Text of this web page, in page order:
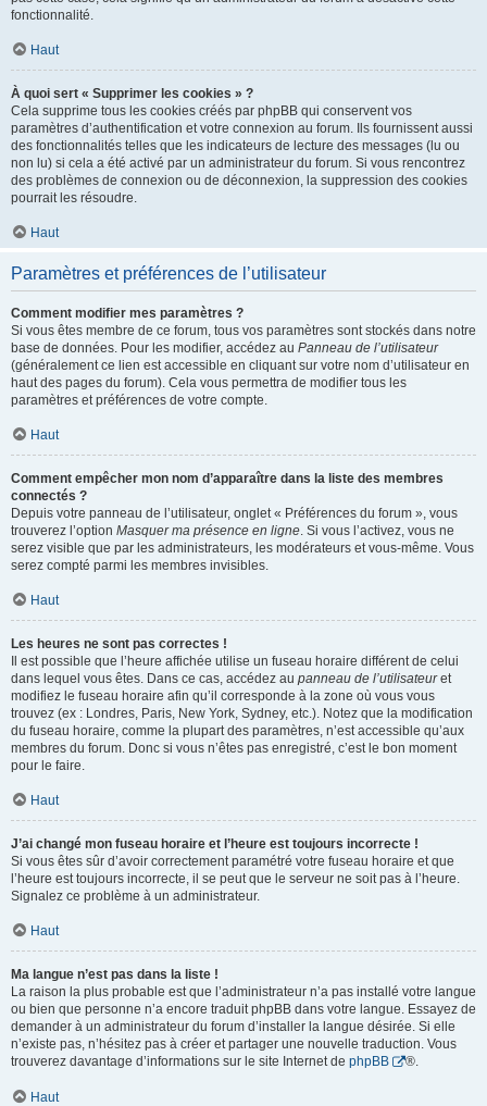
fonctionnalité.
Haut
À quoi sert « Supprimer les cookies » ?
Cela supprime tous les cookies créés par phpBB qui conservent vos
paramètres d’authentification et votre connexion au forum. Ils fournissent aussi
des fonctionnalités telles que les indicateurs de lecture des messages (lu ou
non lu) si cela a été activé par un administrateur du forum. Si vous rencontrez
des problèmes de connexion ou de déconnexion, la suppression des cookies
pourrait les résoudre.
Haut
Paramètres et préférences de l’utilisateur
Comment modifier mes paramètres ?
Si vous êtes membre de ce forum, tous vos paramètres sont stockés dans notre
base de données. Pour les modifier, accédez au Panneau de l’utilisateur
(généralement ce lien est accessible en cliquant sur votre nom d’utilisateur en
haut des pages du forum). Cela vous permettra de modifier tous les
paramètres et préférences de votre compte.
Haut
Comment empêcher mon nom d’apparaître dans la liste des membres
connectés ?
Depuis votre panneau de l’utilisateur, onglet « Préférences du forum », vous
trouverez l’option Masquer ma présence en ligne. Si vous l’activez, vous ne
serez visible que par les administrateurs, les modérateurs et vous-même. Vous
serez compté parmi les membres invisibles.
Haut
Les heures ne sont pas correctes !
Il est possible que l’heure affichée utilise un fuseau horaire différent de celui
dans lequel vous êtes. Dans ce cas, accédez au panneau de l’utilisateuret
modifiez le fuseau horaire afin qu’il corresponde à la zone où vous vous
trouvez (ex : Londres, Paris, New York, Sydney, etc.). Notez que la modification
du fuseau horaire, comme la plupart des paramètres, n’est accessible qu’aux
membres du forum. Donc si vous n’êtes pas enregistré, c’est le bon moment
pour le faire.
Haut
J’ai changé mon fuseau horaire et l’heure est toujours incorrecte !
Si vous êtes sûr d’avoir correctement paramétré votre fuseau horaire et que
l’heure est toujours incorrecte, il se peut que le serveur ne soit pas à l’heure.
Signalez ce problème à un administrateur.
Haut
Ma langue n’est pas dans la liste !
La raison la plus probable est que l’administrateur n’a pas installé votre langue
ou bien que personne n’a encore traduit phpBB dans votre langue. Essayez de
demander à un administrateur du forum d’installer la langue désirée. Si elle
n’existe pas, n’hésitez pas à créer et partager une nouvelle traduction. Vous
trouverez davantage d’informations sur le site Internet de phpBB ®.
Haut